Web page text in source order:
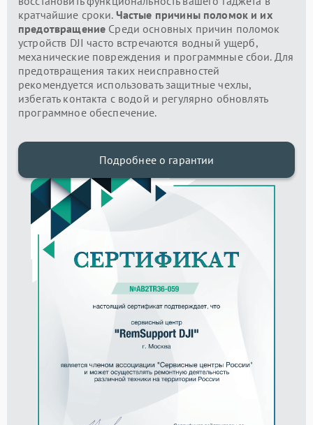
кратчайшие сроки. Частые причины поломок и их
предотвращение Среди основных причин поломок
устройств DJI часто встречаются водный ущерб,
механические повреждения и программные сбои. Для
предотвращения таких неисправностей
рекомендуется использовать защитные чехлы,
избегать контакта с водой и регулярно обновлять
программное обеспечение.
Подробнее о гарантии